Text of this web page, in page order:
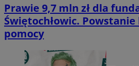
Prawie 9,7 mln zł dla
Świętochłowic.
pomocy